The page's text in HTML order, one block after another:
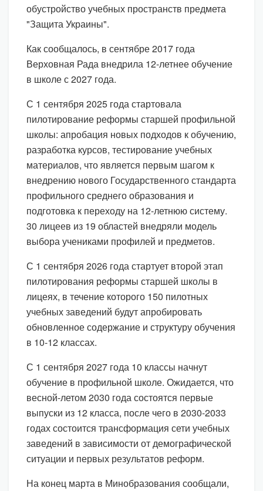
обустройство учебных пространств предмета
"Защита Украины".
Как сообщалось, в сентябре 2017 года
Верховная Рада внедрила 12-летнее обучение
в школе с 2027 года.
С 1 сентября 2025 года стартовала
пилотирование реформы старшей профильной
школы: апробация новых подходов к обучению,
разработка курсов, тестирование учебных
материалов, что является первым шагом к
внедрению нового Государственного стандарта
профильного среднего образования и
подготовка к переходу на 12-летнюю систему.
30 лицеев из 19 областей внедряли модель
выбора учениками профилей и предметов.
С 1 сентября 2026 года стартует второй этап
пилотирования реформы старшей школы в
лицеях, в течение которого 150 пилотных
учебных заведений будут апробировать
обновленное содержание и структуру обучения
в 10-12 классах.
С 1 сентября 2027 года 10 классы начнут
обучение в профильной школе. Ожидается, что
весной-летом 2030 года состоятся первые
выпуски из 12 класса, после чего в 2030-2033
годах состоится трансформация сети учебных
заведений в зависимости от демографической
ситуации и первых результатов реформ.
На конец марта в Минобразования сообщали,